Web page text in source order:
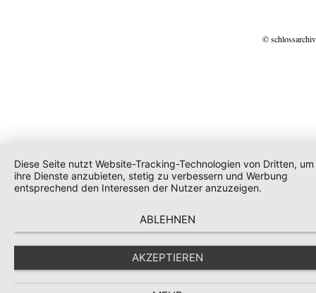
©
Diese Seite nutzt Website-Tracking-Technologien von Dritten, um
ihre Dienste anzubieten, stetig zu verbessern und Werbung
entsprechend den Interessen der Nutzer anzuzeigen.
ABLEHNEN
AKZEPTIEREN